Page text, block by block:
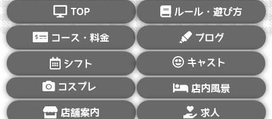
TOP ルール・遊び方
コース・料金 ブログ
シフト キャスト
コスプレ 店内風景
店舗案内 求人